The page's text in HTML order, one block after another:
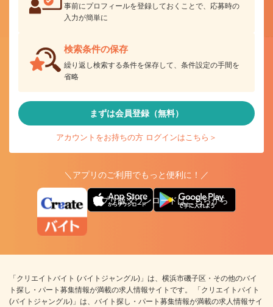
事前にプロフィールを登録しておくことで、応募時の
入力が簡単に
検索条件の保存
繰り返し検索する条件を保存して、条件設定の手間を
省略
まずは会員登録（無料）
アカウントをお持ちの方 ログインはこちら＞
＼アプリのご利用でもっと便利に！／
アプリ版ダウンロードはこちらから
「クリエイトバイト (バイトジャングル)」は、横浜市磯子区・その他のバイ
ト探し・パート募集情報が満載の求人情報サイトです。 「クリエイトバイト
(バイトジャングル)」は、バイト探し・パート募集情報が満載の求人情報サイ